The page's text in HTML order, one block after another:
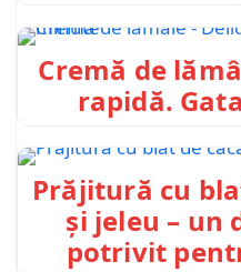
Cremă de
rapidă.
Prăjitură cu
și jeleu – un
potrivit